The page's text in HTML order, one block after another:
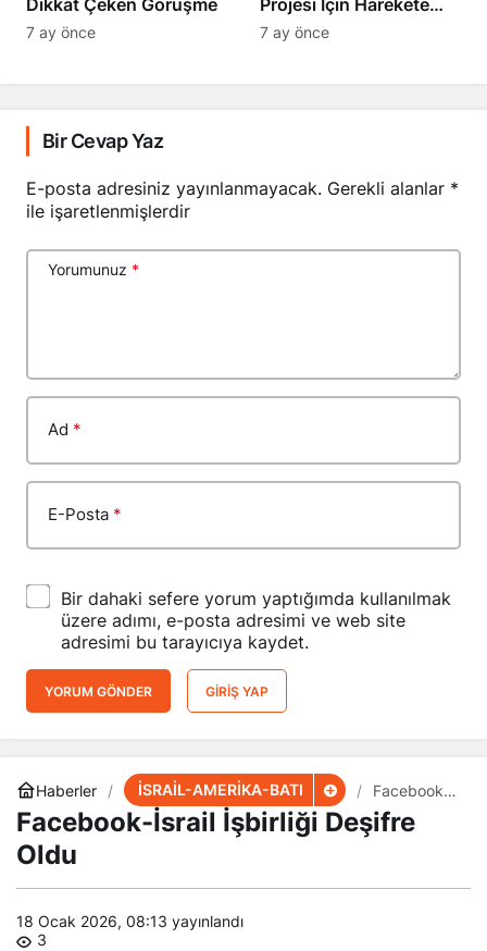
Dikkat Çeken Görüşme
7 ay önce
Projesi İçin Harekete
Geçti
7 ay önce
Bir Cevap Yaz
E-posta adresiniz yayınlanmayacak. Gerekli alanlar *
ile işaretlenmişlerdir
Yorumunuz *
Ad *
E-Posta *
Bir dahaki sefere yorum yaptığımda kullanılmak
üzere adımı, e-posta adresimi ve web site
adresimi bu tarayıcıya kaydet.
YORUM GÖNDER GIRIŞ YAP
Haberler İSRAİL-AMERİKA-BATI
Facebook-
İsrail İşbirliği
Deşifre
Facebook-İsrail İşbirliği Deşifre
Oldu
18 Ocak 2026, 08:13 yayınlandı
3